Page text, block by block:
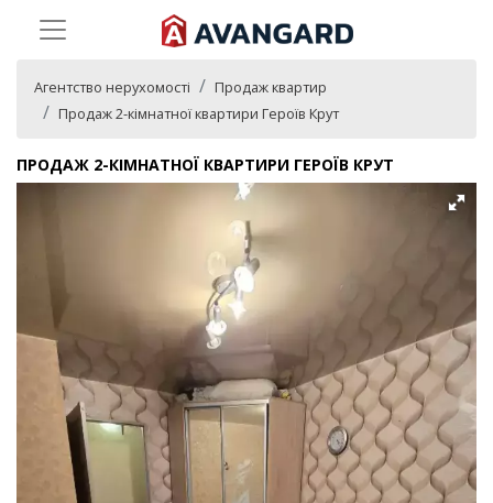
Агентство нерухомості
Продаж квартир
Продаж 2-кімнатної квартири Героїв Крут
ПРОДАЖ 2-КІМНАТНОЇ КВАРТИРИ ГЕРОЇВ КРУТ